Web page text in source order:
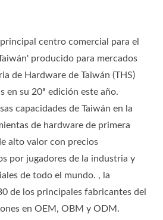
centro comercial para el
producido para mercados
de Hardware de Taiwán (THS)
en su 20ª edición este año.
capacidades de Taiwán en la
de hardware de primera
alto valor con precios
por jugadores de la industria y
de todo el mundo. , la
de los principales fabricantes del
en OEM, OBM y ODM.